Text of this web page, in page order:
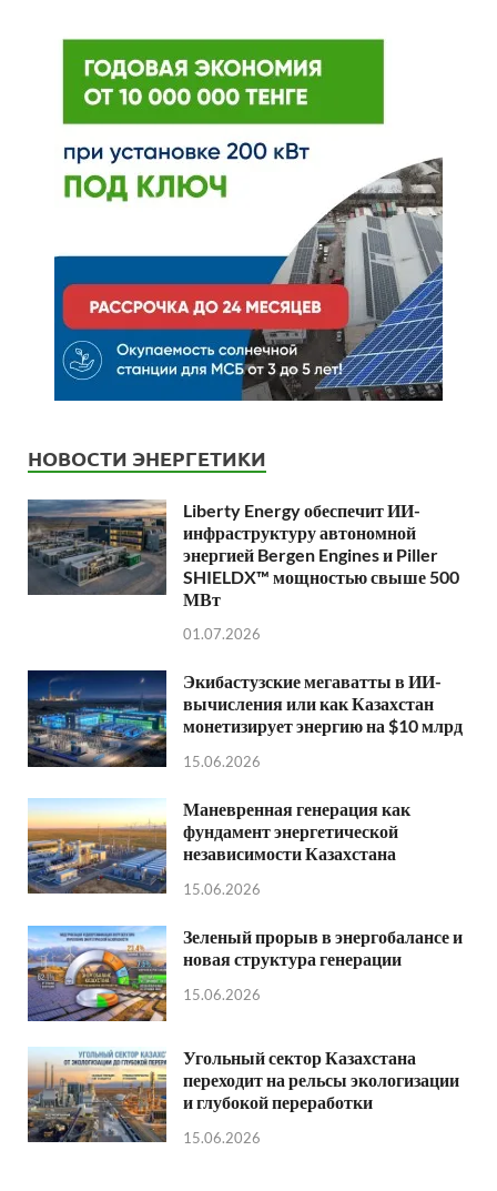
НОВОСТИ ЭНЕРГЕТИКИ
Liberty Energy обеспечит ИИ-
инфраструктуру автономной
энергией Bergen Engines и Piller
SHIELDX™ мощностью свыше 500
МВт
01.07.2026
Экибастузские мегаватты в ИИ-
вычисления или как Казахстан
монетизирует энергию на $10 млрд
15.06.2026
Маневренная генерация как
фундамент энергетической
независимости Казахстана
15.06.2026
Зеленый прорыв в энергобалансе и
новая структура генерации
15.06.2026
Угольный сектор Казахстана
переходит на рельсы экологизации
и глубокой переработки
15.06.2026